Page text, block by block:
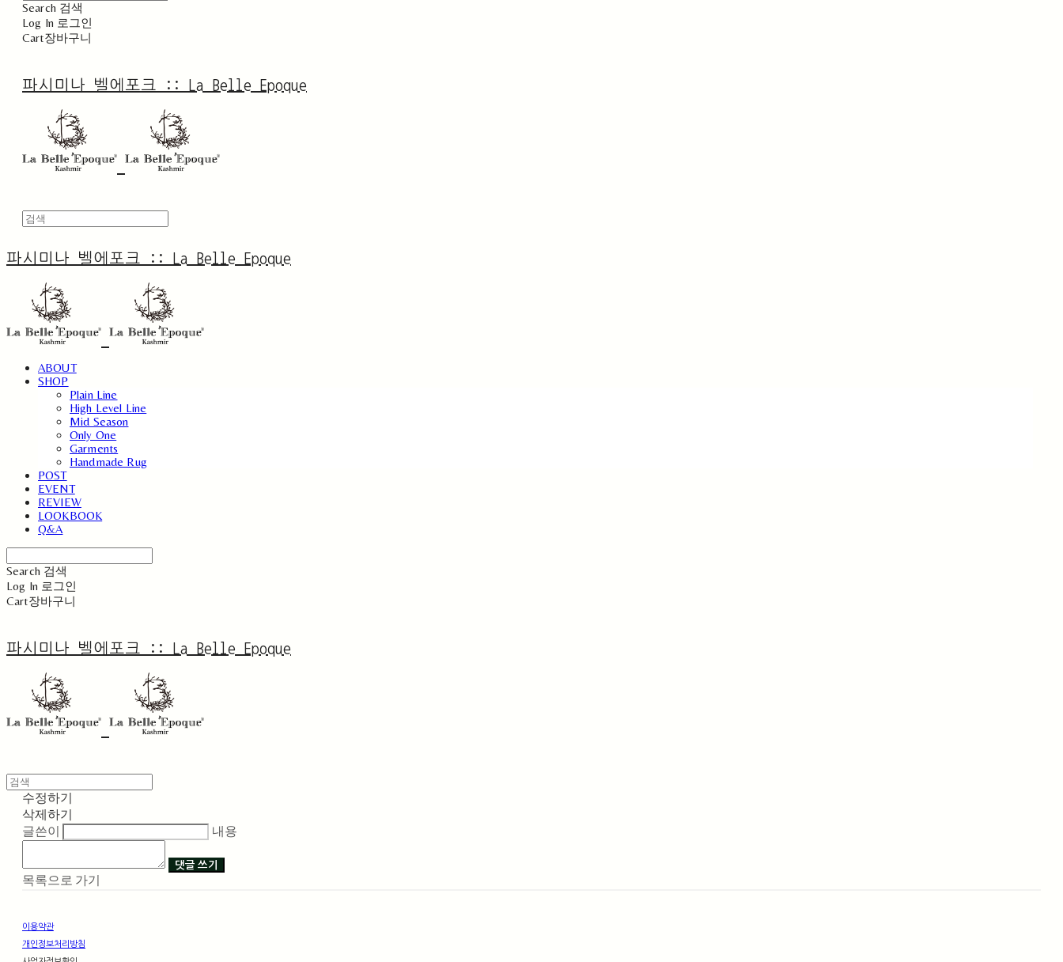
Search 검색
Log In 로그인
Cart장바구니
파시미나 벨에포크 :: La Belle Epoque
파시미나 벨에포크 :: La Belle Epoque
ABOUT
SHOP
Plain Line
High Level Line
Mid Season
Only One
Garments
Handmade Rug
POST
EVENT
REVIEW
LOOKBOOK
Q&A
Search 검색
Log In 로그인
Cart장바구니
파시미나 벨에포크 :: La Belle Epoque
수정하기
삭제하기
글쓴이
내용
댓글 쓰기
목록으로 가기
이용약관
개인정보처리방침